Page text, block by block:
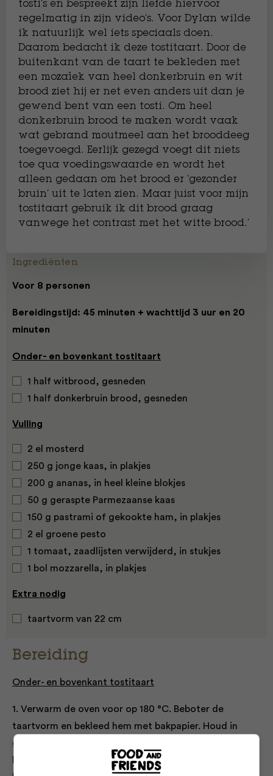
tosti’s en bespreekt zijn liefde hiervoor
regelmatig in zijn video’s. Voor Dylan wilde
ik natuurlijk wel iets speciaals doen.
Daarom bedacht ik deze tostitaart. Door de
buitenkant van de taart te bekleden met
een mozaïek van heel donkerbruin en wit
brood ziet hij er net even anders uit dan je
gewend bent van een tosti. Om heel
donkerbruin brood te maken wordt vaak
wat gebrand moutmeel aan het brooddeeg
toegevoegd. Eerlijk gezegd voegt dit niets
toe qua voedingswaarde en wordt het
alleen gedaan om het brood er ‘gezonder
bruin’ uit te laten zien. Maar juist voor mijn
tostitaart gebruik ik dit brood graag
vanwege het contrast met het witte brood.’
Ingrediënten
Voor 8 personen
Bereidingstijd: 45 minuten + wachttijd 3 uur en 20
minuten
Onder- en bovenkant tostitaart
1 half witbrood, gesneden
1 half donkerbruin brood, gesneden
Vulling
2 el mosterd
250 g jonge kaas, in plakjes
200 g ananas, in heel kleine blokjes
50 g geraspte Parmezaanse kaas
150 g pastrami of gekookte ham, in plakjes
2 el groene pesto
1 tomaat, zaadlijsten verwijderd, in stukjes
1 bol mozzarella, in plakjes
Extra nodig
taartvorm van 22 cm
Bereiding
Onder- en bovenkant tostitaart
1. Verwarm de oven voor op 180 °C. Beboter de
taartvorm en bekleed hem met bakpapier. Houd in
gedachten dat de onderkant van de taart straks de
bovenkant wordt omdat je de taart omdraait na het